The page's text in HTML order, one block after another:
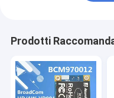
Prodotti